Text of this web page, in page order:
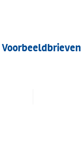
Voorbeeldbrieven